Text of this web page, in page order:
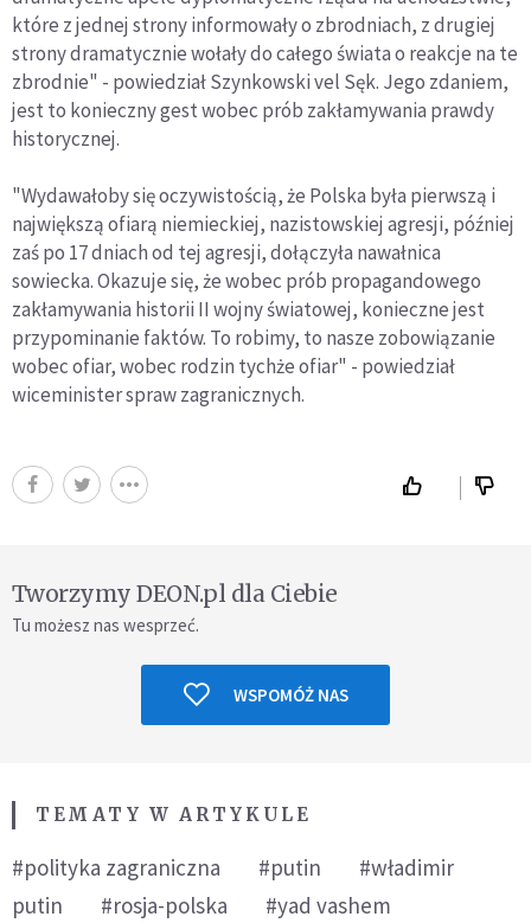
które z jednej strony informowały o zbrodniach, z drugiej
strony dramatycznie wołały do całego świata o reakcje na te
zbrodnie" - powiedział Szynkowski vel Sęk. Jego zdaniem,
jest to konieczny gest wobec prób zakłamywania prawdy
historycznej.
"Wydawałoby się oczywistością, że Polska była pierwszą i
największą ofiarą niemieckiej, nazistowskiej agresji, później
zaś po 17 dniach od tej agresji, dołączyła nawałnica
sowiecka. Okazuje się, że wobec prób propagandowego
zakłamywania historii II wojny światowej, konieczne jest
przypominanie faktów. To robimy, to nasze zobowiązanie
wobec ofiar, wobec rodzin tychże ofiar" - powiedział
wiceminister spraw zagranicznych.
Tworzymy DEON.pl dla Ciebie
Tu możesz nas wesprzeć.
WSPOMÓŻ NAS
TEMATY W ARTYKULE
#polityka zagraniczna #putin
#władimir
putin
#rosja-polska
#yad vashem